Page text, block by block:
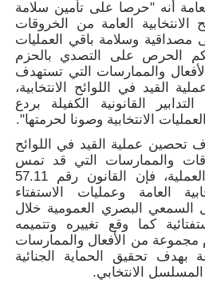
أنه "حرصا على تأمين سلامة
الانتخابية العامة من الخروقات
مصداقية وسلامة باقي العمليات
بكم الحرص على التصدي بالحزم
والممارسات التي تستهدف
القيد في اللوائح الانتخابية،
القانونية الكفيلة بردع
الانتخابية وصونا لحرمتها".
تحصين عملية القيد في اللوائح
والممارسات التي قد تمس
بمصداقية ونزاهة هذه العملية، فإن القانون رقم 57.11
العامة وعمليات الاستفتاء
السمعي البصري العمومية خلال
كما وقع تغييره وتتميمه
رقم 55.25، جرم مجموعة من الأفعال والممارسات
بهدف تحقيق الحماية الجنائية
المسلسل الانتخابي.